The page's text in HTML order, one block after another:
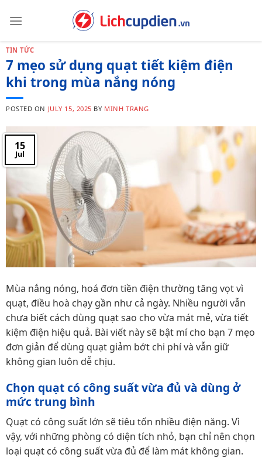
TIN TỨC
7 mẹo sử dụng quạt tiết kiệm điện
khi trong mùa nắng nóng
POSTED ON JULY 15, 2025 BY MINH TRANG
15
Jul
Mùa nắng nóng, hoá đơn tiền điện thường tăng vọt vì
quạt, điều hoà chạy gần như cả ngày. Nhiều người vẫn
chưa biết cách dùng quạt sao cho vừa mát mẻ, vừa tiết
kiệm điện hiệu quả. Bài viết này sẽ bật mí cho bạn 7 mẹo
đơn giản để dùng quạt giảm bớt chi phí và vẫn giữ
không gian luôn dễ chịu.
Chọn quạt có công suất vừa đủ và dùng ở
mức trung bình
Quạt có công suất lớn sẽ tiêu tốn nhiều điện năng. Vì
vậy, với những phòng có diện tích nhỏ, bạn chỉ nên chọn
loại quạt có công suất vừa đủ để làm mát không gian.